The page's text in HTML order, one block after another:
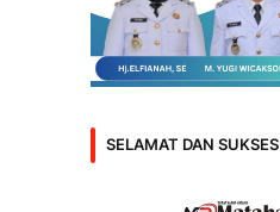
SELAMAT DAN SUKSES